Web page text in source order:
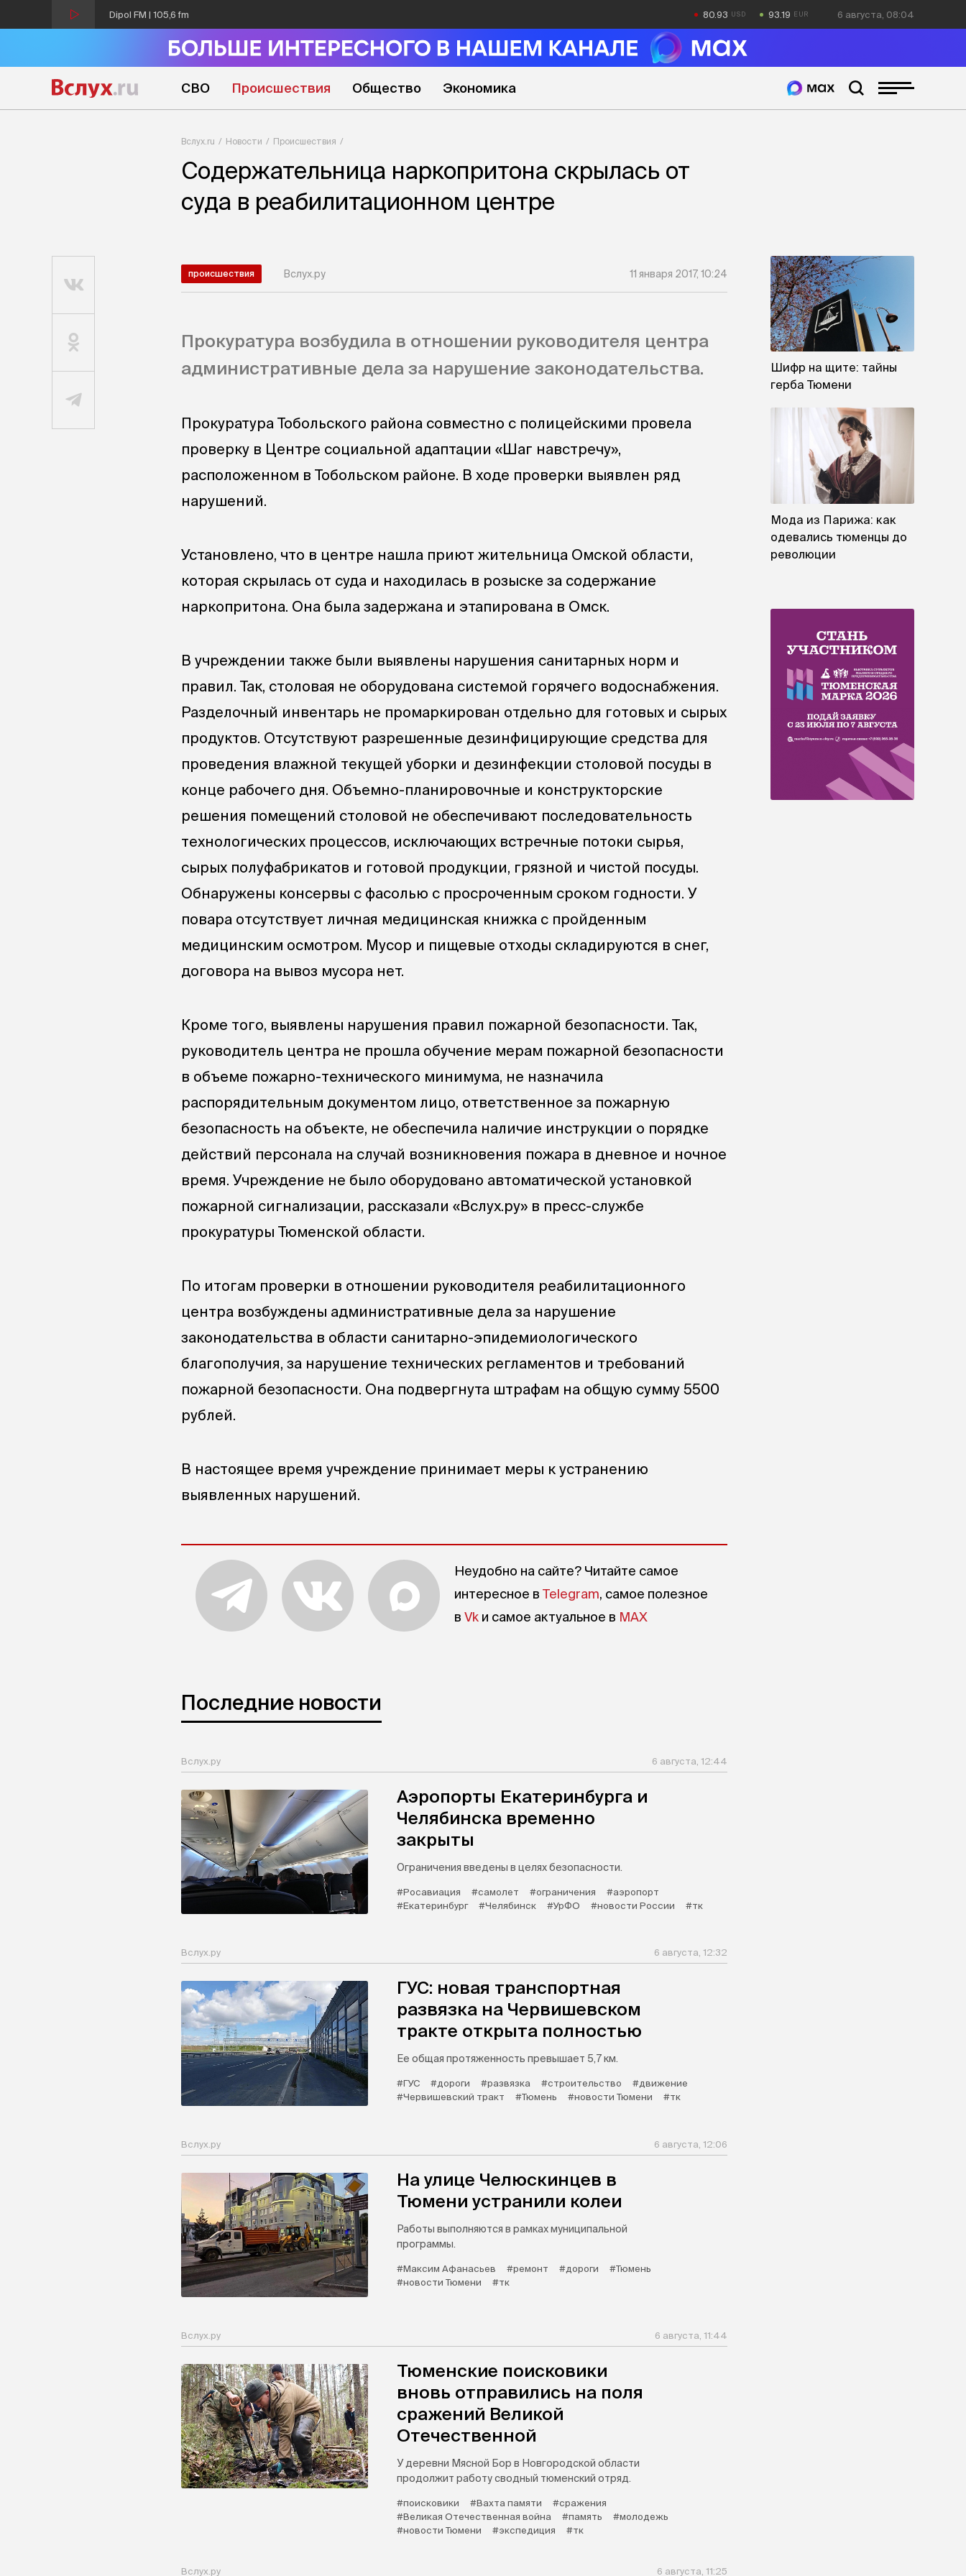
Dipol FM | 105,6 fm 80.93 93.19 6 августа, 08:04
СВО Происшествия Общество Экономика
Вслух.ru Новости Происшествия
Содержательница наркопритона скрылась от
суда в реабилитационном центре
происшествия Вслух.ру 11 января 2017, 10:24
Прокуратура возбудила в отношении руководителя центра
административные дела за нарушение законодательства.
Прокуратура Тобольского района совместно с полицейскими провела
проверку в Центре социальной адаптации «Шаг навстречу»,
расположенном в Тобольском районе. В ходе проверки выявлен ряд
нарушений.
Установлено, что в центре нашла приют жительница Омской области,
которая скрылась от суда и находилась в розыске за содержание
наркопритона. Она была задержана и этапирована в Омск.
В учреждении также были выявлены нарушения санитарных норм и
правил. Так, столовая не оборудована системой горячего водоснабжения.
Разделочный инвентарь не промаркирован отдельно для готовых и сырых
продуктов. Отсутствуют разрешенные дезинфицирующие средства для
проведения влажной текущей уборки и дезинфекции столовой посуды в
конце рабочего дня. Объемно-планировочные и конструкторские
решения помещений столовой не обеспечивают последовательность
технологических процессов, исключающих встречные потоки сырья,
сырых полуфабрикатов и готовой продукции, грязной и чистой посуды.
Обнаружены консервы с фасолью с просроченным сроком годности. У
повара отсутствует личная медицинская книжка с пройденным
медицинским осмотром. Мусор и пищевые отходы складируются в снег,
договора на вывоз мусора нет.
Кроме того, выявлены нарушения правил пожарной безопасности. Так,
руководитель центра не прошла обучение мерам пожарной безопасности
в объеме пожарно-технического минимума, не назначила
распорядительным документом лицо, ответственное за пожарную
безопасность на объекте, не обеспечила наличие инструкции о порядке
действий персонала на случай возникновения пожара в дневное и ночное
время. Учреждение не было оборудовано автоматической установкой
пожарной сигнализации, рассказали «Вслух.ру» в пресс-службе
прокуратуры Тюменской области.
По итогам проверки в отношении руководителя реабилитационного
центра возбуждены административные дела за нарушение
законодательства в области санитарно-эпидемиологического
благополучия, за нарушение технических регламентов и требований
пожарной безопасности. Она подвергнута штрафам на общую сумму 5500
рублей.
В настоящее время учреждение принимает меры к устранению
выявленных нарушений.
Неудобно на сайте? Читайте самое
интересное в Telegram, самое полезное
в Vk и самое актуальное в MAX
Последние новости
Вслух.ру 6 августа, 12:44
Аэропорты Екатеринбурга и
Челябинска временно
закрыты
Ограничения введены в целях безопасности.
#Росавиация #самолет #ограничения
#аэропорт
#Екатеринбург
#Челябинск #УрФО #новости России #тк
Вслух.ру 6 августа, 12:32
ГУС: новая транспортная
развязка на Червишевском
тракте открыта полностью
Ее общая протяженность превышает 5,7 км.
#ГУС #дороги #развязка #строительство
#движение
#Червишевский тракт
#Тюмень #новости Тюмени #тк
Вслух.ру 6 августа, 12:06
На улице Челюскинцев в
Тюмени устранили колеи
Работы выполняются в рамках муниципальной
программы.
#Максим Афанасьев #ремонт #дороги
#Тюмень
#новости Тюмени
#тк
Вслух.ру 6 августа, 11:44
Тюменские поисковики
вновь отправились на поля
сражений Великой
Отечественной
У деревни Мясной Бор в Новгородской области
продолжит работу сводный тюменский отряд.
#поисковики #Вахта памяти
#сражения
#Великая Отечественная война
#память
#молодежь
#новости Тюмени
#экспедиция #тк
Вслух.ру 6 августа, 11:25
Шифр на щите: тайны
герба Тюмени
Мода из Парижа: как
одевались тюменцы до
революции